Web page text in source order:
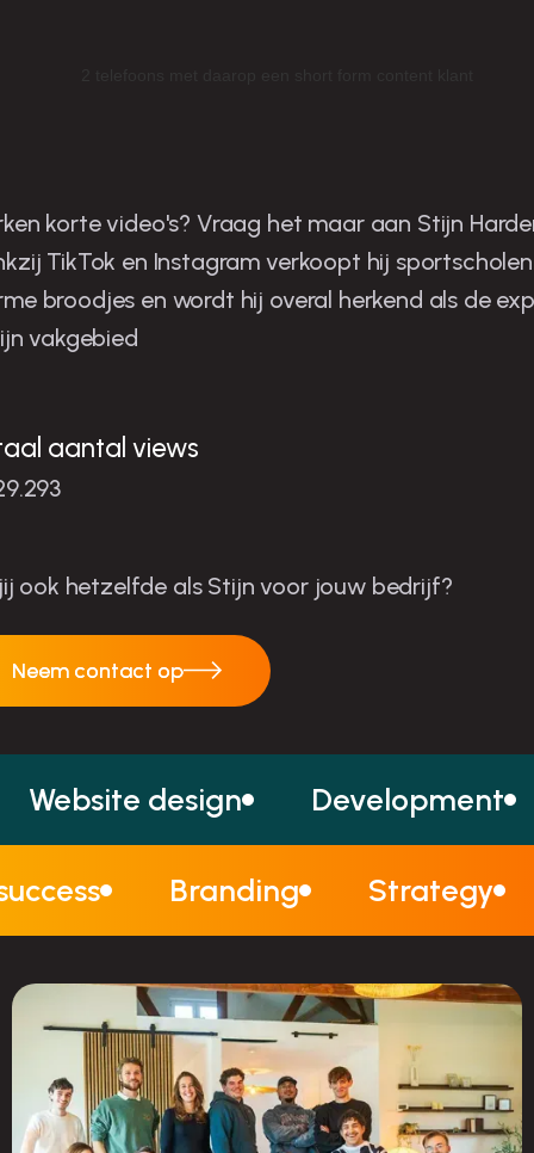
is de man in zijn niche
korte video's? Vraag het maar aan Stijn
TikTok en Instagram verkoopt hij
broodjes en wordt hij overal herkend als de
vakgebied
aantal views
ook hetzelfde als Stijn voor jouw bedrijf?
Neem contact op
Neem contact op
Website design Development
Branding Strategy